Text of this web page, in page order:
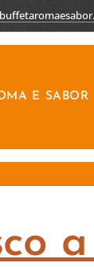
E SABOR